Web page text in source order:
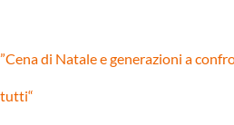
”Cena di Natale e generazioni a
tutti“